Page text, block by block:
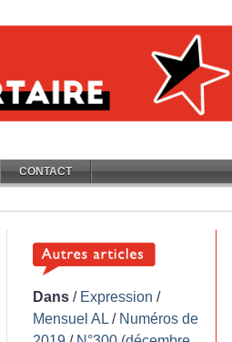
CONTACT
Dans / Expression /
Mensuel AL / Numéros de